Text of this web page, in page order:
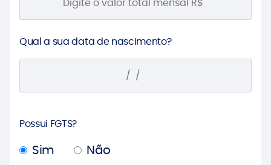
Qual a sua data de nascimento?
Possui FGTS?
Sim Não